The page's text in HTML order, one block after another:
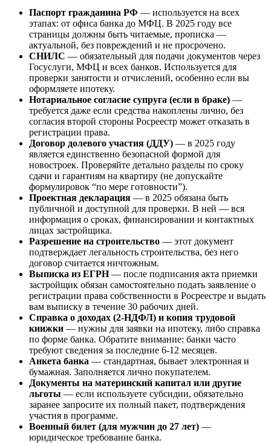
Паспорт гражданина РФ — используется на всех
этапах: от офиса банка до МФЦ. В 2025 году все
страницы должны быть читаемые, прописка —
актуальной, без повреждений и не просрочено.
СНИЛС — обязательный для подачи документов через
Госуслуги, МФЦ и всех банков. Используется для
проверки занятости и отчислений, особенно если вы
оформляете ипотеку.
Нотариальное согласие супруга (если в браке) —
требуется даже если средства накоплены лично, без
согласия второй стороны Росреестр может отказать в
регистрации права.
Договор долевого участия (ДДУ) — в 2025 году
является единственно безопасной формой для
новостроек. Проверяйте детально разделы по сроку
сдачи и гарантиям на квартиру (не допускайте
формулировок “по мере готовности”).
Проектная декларация — в 2025 обязана быть
публичной и доступной для проверки. В ней — вся
информация о сроках, финансировании и контактных
лицах застройщика.
Разрешение на строительство — этот документ
подтверждает легальность строительства, без него
договор считается ничтожным.
Выписка из ЕГРН— после подписания акта приемки
застройщик обязан самостоятельно подать заявление о
регистрации права собственности в Росреестре и выдать
вам выписку в течение 30 рабочих дней.
Справка о доходах (2-НДФЛ) и копия трудовой
книжки — нужны для заявки на ипотеку, либо справка
по форме банка. Обратите внимание: банки часто
требуют сведения за последние 6-12 месяцев.
Анкета банка — стандартная, бывает электронная и
бумажная. Заполняется лично покупателем.
Документы на материнский капитал или другие
льготы — если используете субсидии, обязательно
заранее запросите их полный пакет, подтверждения
участия в программе.
Военный билет (для мужчин до 27 лет) —
юридическое требование банка.